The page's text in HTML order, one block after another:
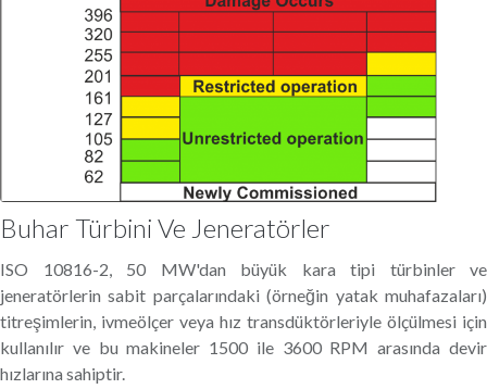
Buhar Türbini Ve Jeneratörler
ISO 10816-2, 50 MW'dan büyük kara tipi türbinler ve
jeneratörlerin sabit parçalarındaki (örneğin yatak muhafazaları)
titreşimlerin, ivmeölçer veya hız transdüktörleriyle ölçülmesi için
kullanılır ve bu makineler 1500 ile 3600 RPM arasında devir
hızlarına sahiptir.